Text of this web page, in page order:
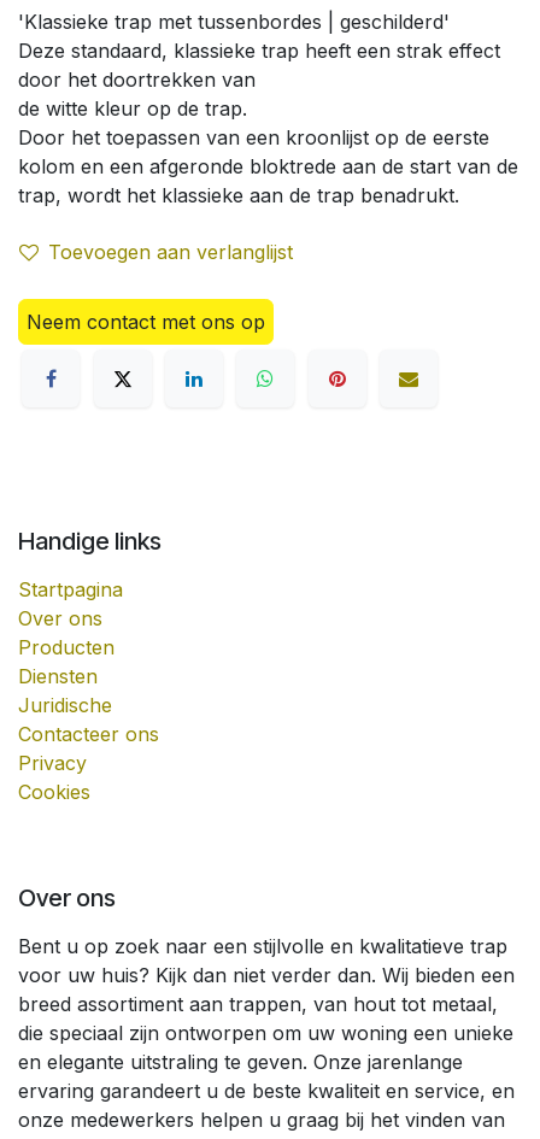
'Klassieke trap met tussenbordes | geschilderd'
Deze standaard, klassieke trap heeft een strak effect
door het doortrekken van
de witte kleur op de trap.
Door het toepassen van een kroonlijst op de eerste
kolom en een afgeronde bloktrede aan de start van de
trap, wordt het klassieke aan de trap benadrukt.
Toevoegen aan verlanglijst
Neem contact met ons op
Handige links
Startpagina
Over ons
Producten
Diensten
Juridische
Contacteer ons
Privacy
Cookies
Over ons
Bent u op zoek naar een stijlvolle en kwalitatieve trap
voor uw huis? Kijk dan niet verder dan. Wij bieden een
breed assortiment aan trappen, van hout tot metaal,
die speciaal zijn ontworpen om uw woning een unieke
en elegante uitstraling te geven. Onze jarenlange
ervaring garandeert u de beste kwaliteit en service, en
onze medewerkers helpen u graag bij het vinden van